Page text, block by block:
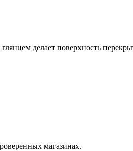
делает поверхность
магазинах.